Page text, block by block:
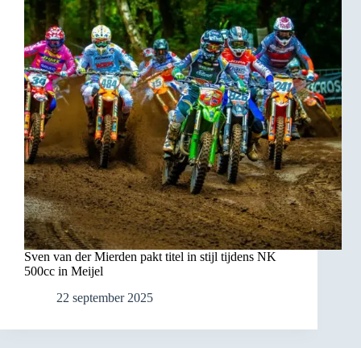
Sven van der Mierden pakt titel in stijl tijdens NK
500cc in Meijel
22 september 2025